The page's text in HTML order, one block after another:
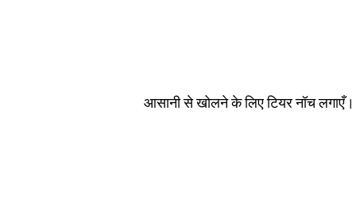
आसानी से खोलने के लिए टियर नॉच